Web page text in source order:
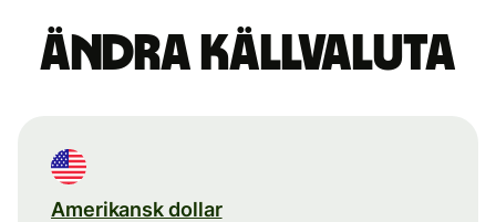
Ändra källvaluta
Amerikansk dollar